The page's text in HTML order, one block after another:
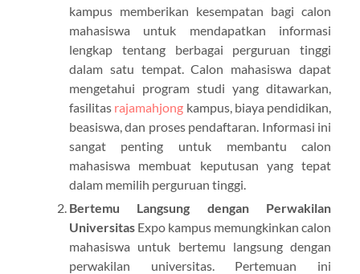
kampus memberikan kesempatan bagi calon
mahasiswa untuk mendapatkan informasi
lengkap tentang berbagai perguruan tinggi
dalam satu tempat. Calon mahasiswa dapat
mengetahui program studi yang ditawarkan,
fasilitas rajamahjong kampus, biaya pendidikan,
beasiswa, dan proses pendaftaran. Informasi ini
sangat penting untuk membantu calon
mahasiswa membuat keputusan yang tepat
dalam memilih perguruan tinggi.
Bertemu Langsung dengan Perwakilan
UniversitasExpo kampus memungkinkan calon
mahasiswa untuk bertemu langsung dengan
perwakilan universitas. Pertemuan ini